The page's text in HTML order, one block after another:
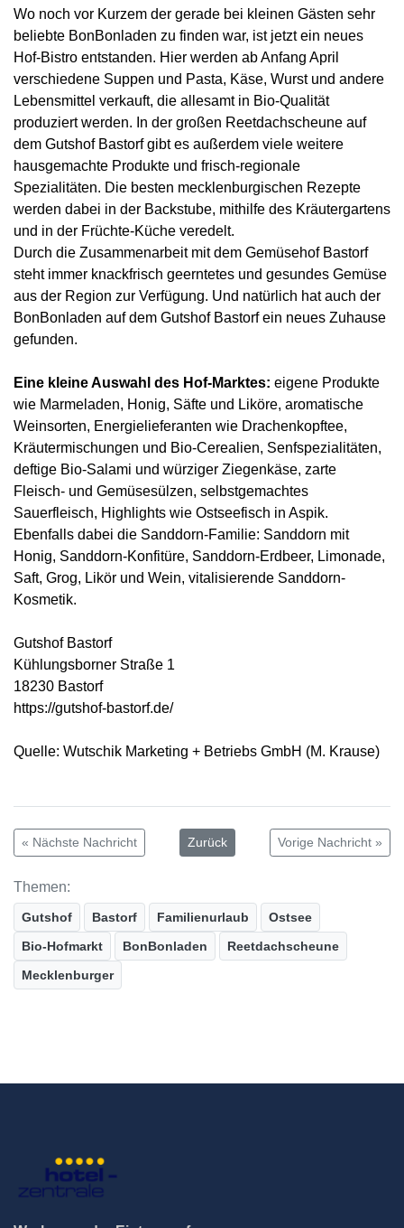
Wo noch vor Kurzem der gerade bei kleinen Gästen sehr
beliebte BonBonladen zu finden war, ist jetzt ein neues
Hof-Bistro entstanden. Hier werden ab Anfang April
verschiedene Suppen und Pasta, Käse, Wurst und andere
Lebensmittel verkauft, die allesamt in Bio-Qualität
produziert werden. In der großen Reetdachscheune auf
dem Gutshof Bastorf gibt es außerdem viele weitere
hausgemachte Produkte und frisch-regionale
Spezialitäten. Die besten mecklenburgischen Rezepte
werden dabei in der Backstube, mithilfe des Kräutergartens
und in der Früchte-Küche veredelt.
Durch die Zusammenarbeit mit dem Gemüsehof Bastorf
steht immer knackfrisch geerntetes und gesundes Gemüse
aus der Region zur Verfügung. Und natürlich hat auch der
BonBonladen auf dem Gutshof Bastorf ein neues Zuhause
gefunden.
Eine kleine Auswahl des Hof-Marktes: eigene Produkte
wie Marmeladen, Honig, Säfte und Liköre, aromatische
Weinsorten, Energielieferanten wie Drachenkopftee,
Kräutermischungen und Bio-Cerealien, Senfspezialitäten,
deftige Bio-Salami und würziger Ziegenkäse, zarte
Fleisch- und Gemüsesülzen, selbstgemachtes
Sauerfleisch, Highlights wie Ostseefisch in Aspik.
Ebenfalls dabei die Sanddorn-Familie: Sanddorn mit
Honig, Sanddorn-Konfitüre, Sanddorn-Erdbeer, Limonade,
Saft, Grog, Likör und Wein, vitalisierende Sanddorn-
Kosmetik.
Gutshof Bastorf
Kühlungsborner Straße 1
18230 Bastorf
https://gutshof-bastorf.de/
Quelle: Wutschik Marketing + Betriebs GmbH (M. Krause)
« Nächste Nachricht Zurück Vorige Nachricht »
Themen:
Gutshof Bastorf Familienurlaub
Ostsee
Bio-Hofmarkt
BonBonladen
Reetdachscheune
Mecklenburger